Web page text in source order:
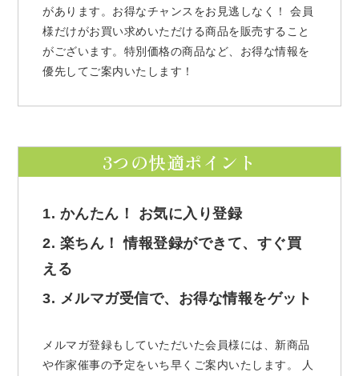
があります。お得なチャンスをお見逃しなく！ 会員
様だけがお買い求めいただける商品を販売すること
がございます。特別価格の商品など、お得な情報を
優先してご案内いたします！
3つの快適ポイント
1. かんたん！ お気に入り登録
2. 楽ちん！ 情報登録ができて、すぐ買
える
3. メルマガ受信で、お得な情報をゲット
メルマガ登録もしていただいた会員様には、新商品
や作家催事の予定をいち早くご案内いたします。 人